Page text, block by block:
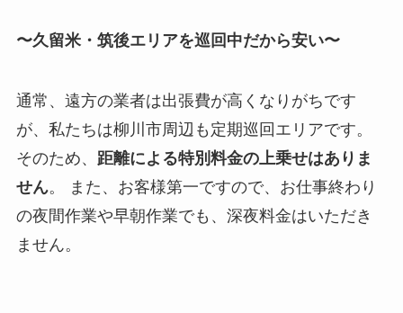
〜久留米・筑後エリアを巡回中だから安い〜
通常、遠方の業者は出張費が高くなりがちです
が、私たちは柳川市周辺も定期巡回エリアです。
そのため、 距離による特別料金の上乗せはありま
せん。 また、お客様第一ですので、お仕事終わり
の夜間作業や早朝作業でも、深夜料金はいただき
ません。